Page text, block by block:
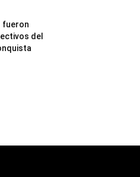
fueron
del